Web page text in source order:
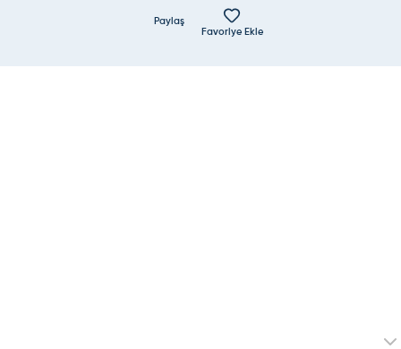
Paylaş
Favoriye Ekle